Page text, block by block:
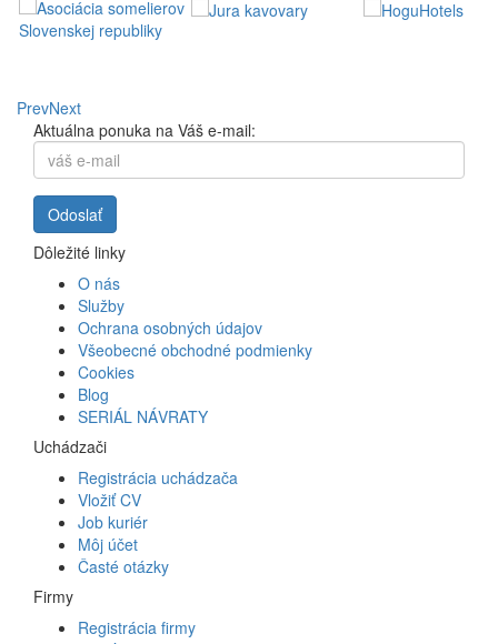
PrevNext
Aktuálna ponuka na Váš e-mail:
Dôležité linky
O nás
Služby
Ochrana osobných údajov
Všeobecné obchodné podmienky
Cookies
Blog
SERIÁL NÁVRATY
Uchádzači
Registrácia uchádzača
Vložiť CV
Job kuriér
Môj účet
Časté otázky
Firmy
Registrácia firmy